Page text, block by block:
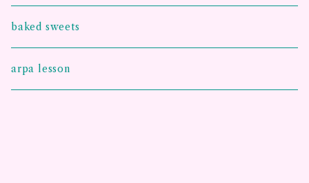
王様のシフォンケーキ
お手紙シフォンケーキ
baked sweets
arpa lesson